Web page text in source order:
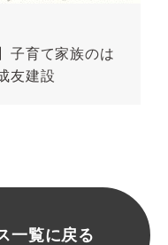
子育て家族のは
友建設
一覧に戻る